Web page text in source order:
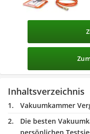
Inhaltsverzeichnis
Vakuumkammer
Die besten